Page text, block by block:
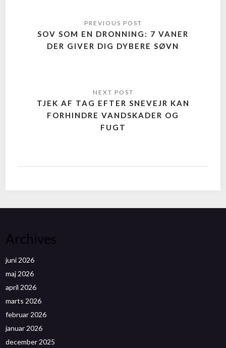
SOV SOM EN DRONNING: 7 VANER
DER GIVER DIG DYBERE SØVN
TJEK AF TAG EFTER SNEVEJR KAN
FORHINDRE VANDSKADER OG
FUGT
Archives
juni 2026
maj 2026
april 2026
marts 2026
februar 2026
januar 2026
december 2025